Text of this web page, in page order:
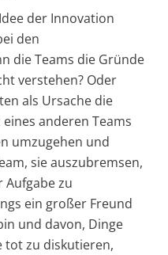
der Innovation
den
die Teams die Gründe
verstehen? Oder
als Ursache die
anderen Teams
umzugehen und
sie auszubremsen,
Aufgabe zu
ein großer Freund
und davon, Dinge
tot zu diskutieren,